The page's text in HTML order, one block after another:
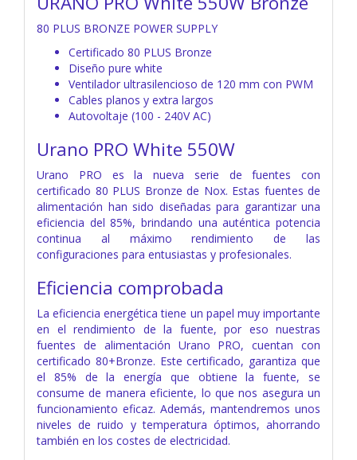
80 PLUS BRONZE POWER SUPPLY
Certificado 80 PLUS Bronze
Diseño pure white
Ventilador ultrasilencioso de 120 mm con PWM
Cables planos y extra largos
Autovoltaje (100 - 240V AC)
Urano PRO White 550W
Urano PRO es la nueva serie de fuentes con
certificado 80 PLUS Bronze de Nox. Estas fuentes de
alimentación han sido diseñadas para garantizar una
eficiencia del 85%, brindando una auténtica potencia
continua al máximo rendimiento de las
configuraciones para entusiastas y profesionales.
Eficiencia comprobada
La eficiencia energética tiene un papel muy importante
en el rendimiento de la fuente, por eso nuestras
fuentes de alimentación Urano PRO, cuentan con
certificado 80+Bronze. Este certificado, garantiza que
el 85% de la energía que obtiene la fuente, se
consume de manera eficiente, lo que nos asegura un
funcionamiento eficaz. Además, mantendremos unos
niveles de ruido y temperatura óptimos, ahorrando
también en los costes de electricidad.